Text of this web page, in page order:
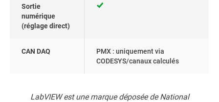
Sortie
numérique
(réglage direct)
CAN DAQ
PMX : uniquement via
CODESYS/canaux calculés
LabVIEW est une marque déposée de National